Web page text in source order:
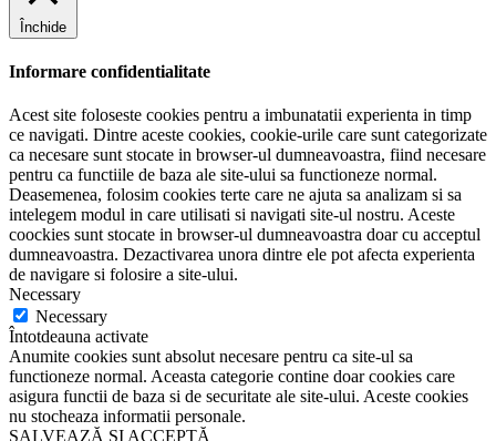
Închide
Informare confidentialitate
Acest site foloseste cookies pentru a imbunatatii experienta in timp
ce navigati. Dintre aceste cookies, cookie-urile care sunt categorizate
ca necesare sunt stocate in browser-ul dumneavoastra, fiind necesare
pentru ca functiile de baza ale site-ului sa functioneze normal.
Deasemenea, folosim cookies terte care ne ajuta sa analizam si sa
intelegem modul in care utilisati si navigati site-ul nostru. Aceste
coockies sunt stocate in browser-ul dumneavoastra doar cu acceptul
dumneavoastra. Dezactivarea unora dintre ele pot afecta experienta
de navigare si folosire a site-ului.
Necessary
Necessary
Întotdeauna activate
Anumite cookies sunt absolut necesare pentru ca site-ul sa
functioneze normal. Aceasta categorie contine doar cookies care
asigura functii de baza si de securitate ale site-ului. Aceste cookies
nu stocheaza informatii personale.
SALVEAZĂ ȘI ACCEPTĂ